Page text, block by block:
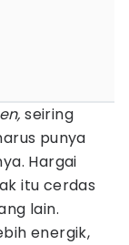
seiring
punya
Hargai
itu cerdas
lain.
energik,